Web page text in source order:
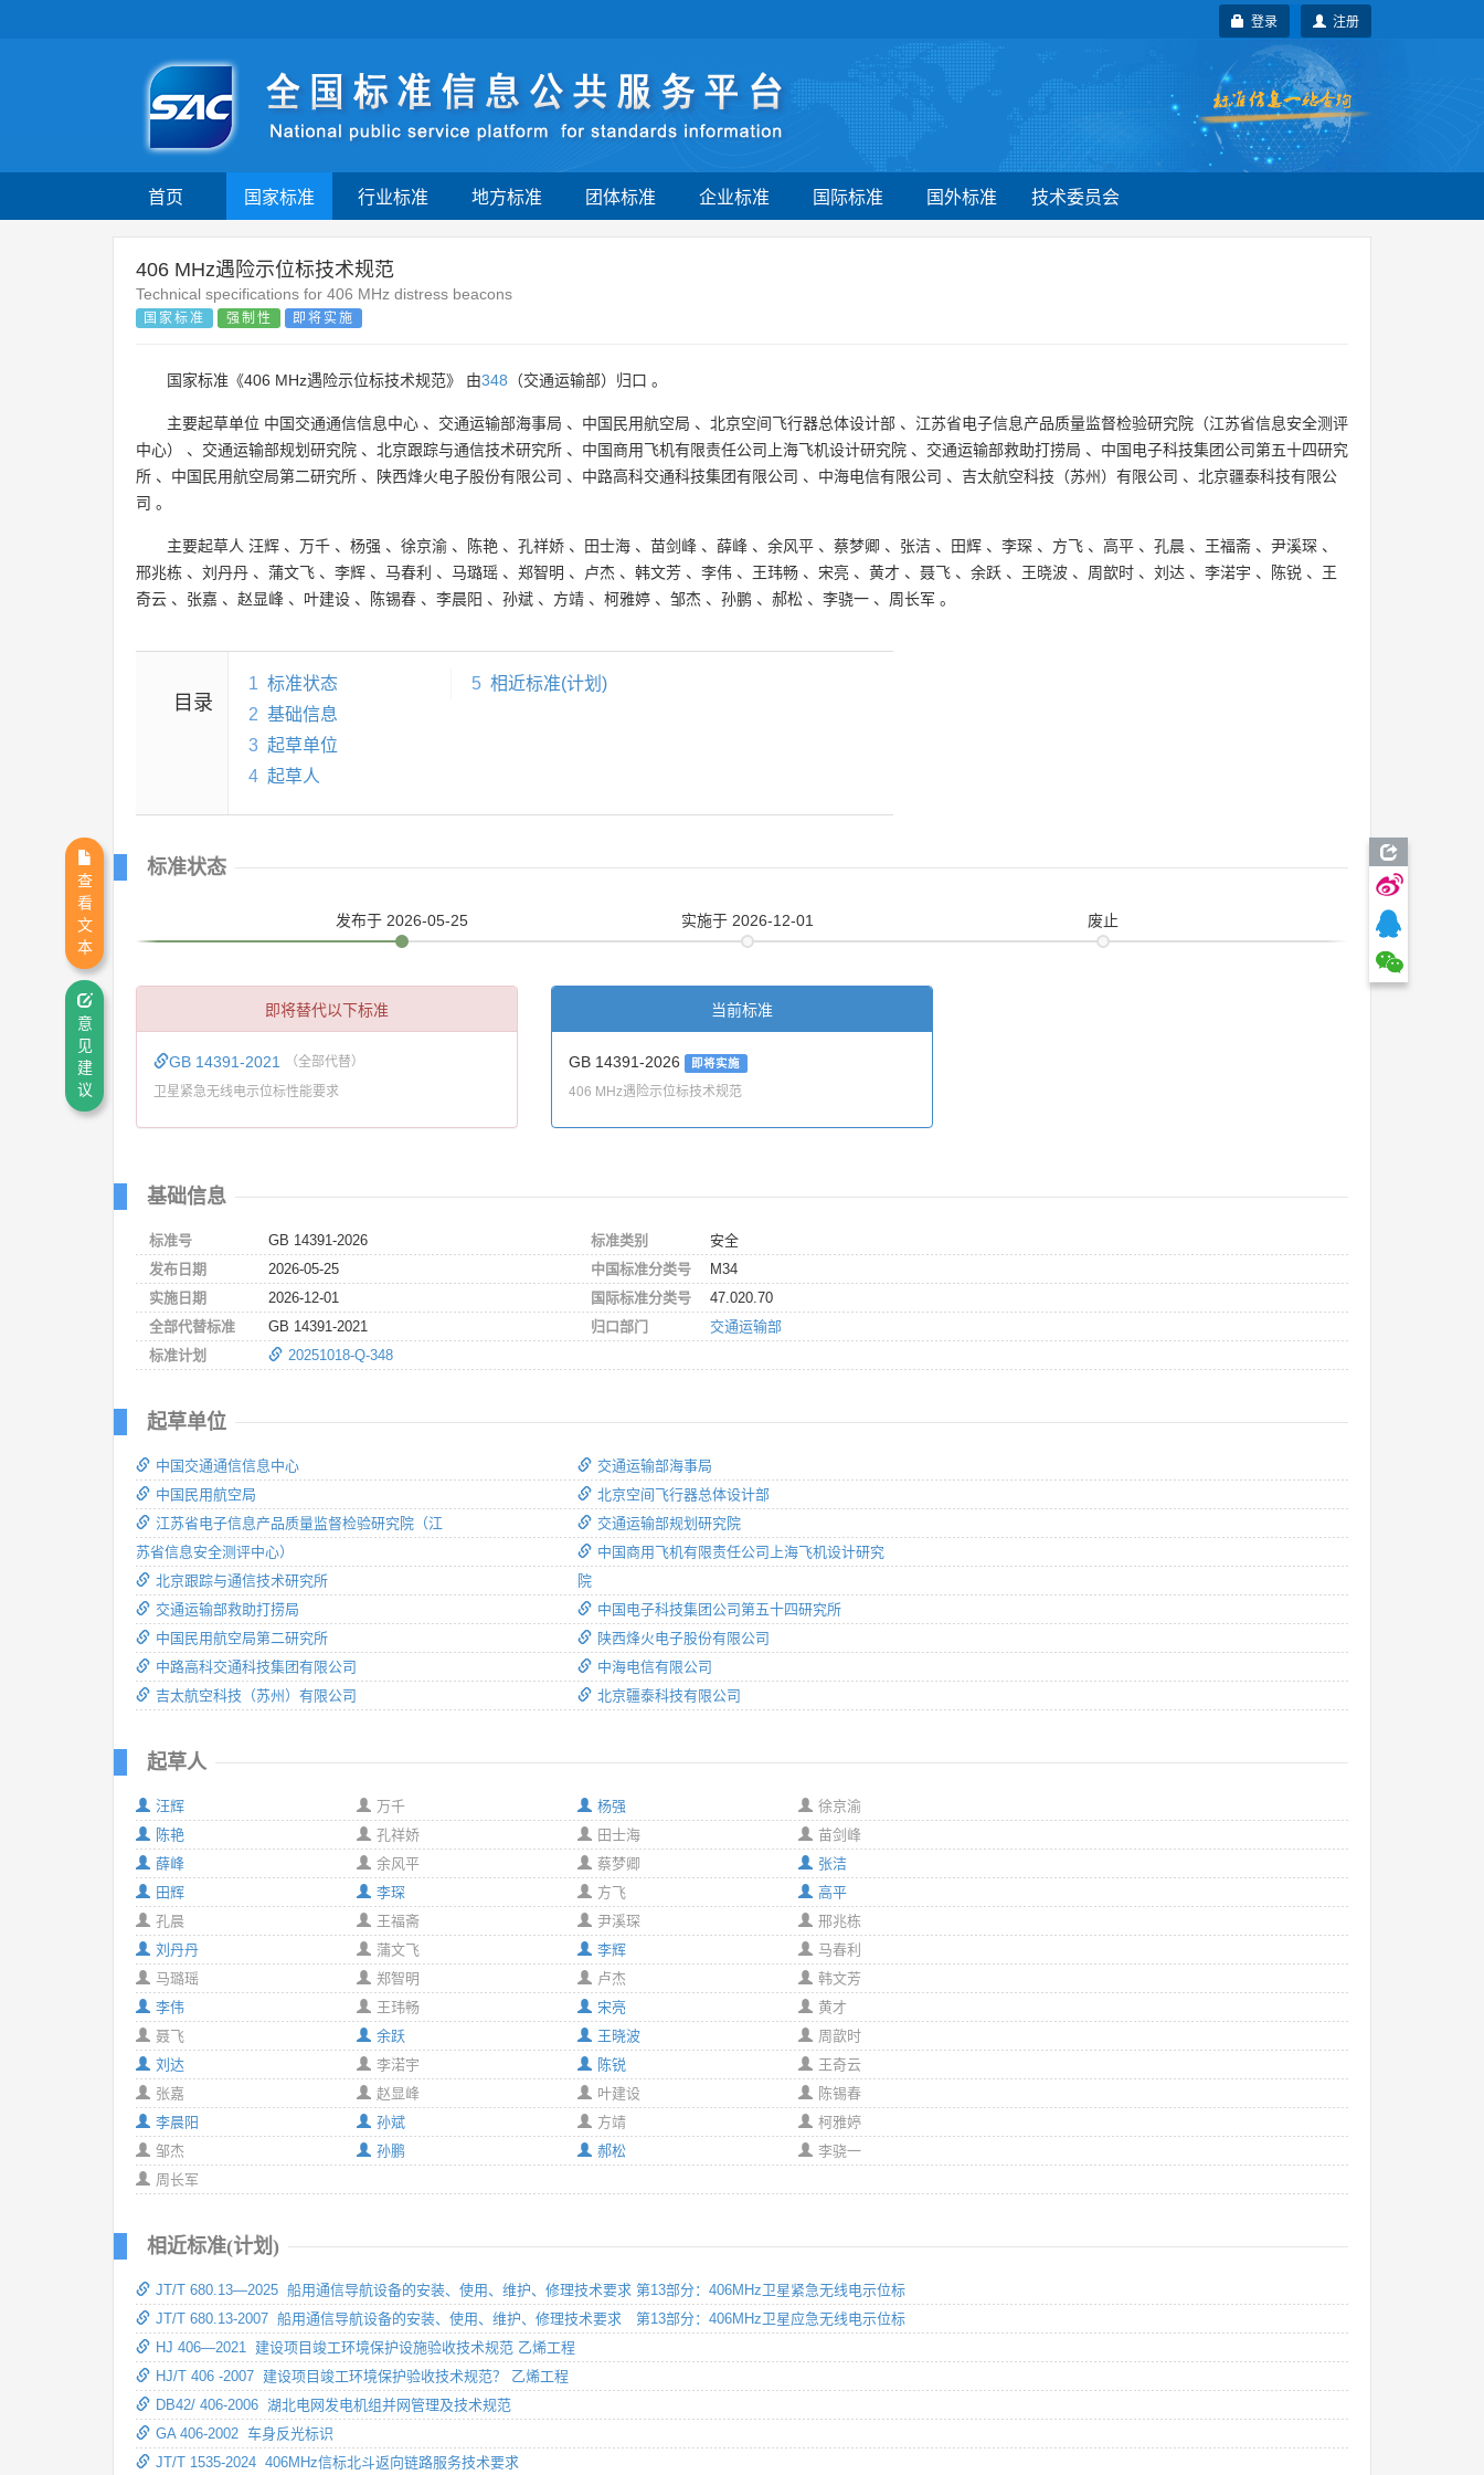
注册
登录
首页 国家标准 行业标准 地方标准 团体标准 企业标准 国际标准 国外标准 技术委员会
406 MHz遇险示位标技术规范
Technical specifications for 406 MHz distress beacons
国家标准 强制性 即将实施
国家标准《406 MHz遇险示位标技术规范》 由348 （交通运输部）归口 。
主要起草单位 中国交通通信信息中心 、 交通运输部海事局 、 中国民用航空局 、 北京空间飞行器总体设计部 、 江苏省电子信息产品质量监督检验研究院（江苏省信息安全测评
中心）
、 交通运输部规划研究院 、 北京跟踪与通信技术研究所 、 中国商用飞机有限责任公司上海飞机设计研究院 、 交通运输部救助打捞局 、 中国电子科技集团公司第五十四研究
所 、 中国民用航空局第二研究所 、 陕西烽火电子股份有限公司 、 中路高科交通科技集团有限公司 、 中海电信有限公司 、 吉太航空科技（苏州）有限公司 、 北京疆泰科技有限公
司 。
主要起草人 汪辉 、 万千 、 杨强 、 徐京渝 、 陈艳 、 孔祥娇 、 田士海 、 苗剑峰 、 薛峰 、 余风平 、 蔡梦卿 、 张洁 、 田辉 、 李琛 、 方飞 、 高平 、 孔晨 、 王福斋 、 尹溪琛 、
邢兆栋 、 刘丹丹 、 蒲文飞 、 李辉 、 马春利 、 马璐瑶 、 郑智明 、 卢杰 、 韩文芳 、 李伟 、 王玮畅 、 宋亮 、 黄才 、 聂飞 、 余跃 、 王晓波 、 周歆时 、 刘达 、 李渃宇 、 陈锐 、 王
奇云 、 张嘉 、 赵显峰 、 叶建设 、 陈锡春 、 李晨阳 、 孙斌 、 方靖 、 柯雅婷 、 邹杰 、 孙鹏 、 郝松 、 李骁一 、 周长军 。
目录
1 标准状态
2 基础信息
3 起草单位
4 起草人
5 相近标准(计划)
标准状态
发布于 2026-05-25 实施于 2026-12-01 废止
即将替代以下标准
GB 14391-2021 （全部代替）
卫星紧急无线电示位标性能要求
当前标准
GB 14391-2026 即将实施
406 MHz遇险示位标技术规范
基础信息
标准号
GB 14391-2026
发布日期
2026-05-25
实施日期
2026-12-01
全部代替标准
GB 14391-2021
标准计划
20251018-Q-348
标准类别
安全
中国标准分类号
M34
国际标准分类号
47.020.70
归口部门
交通运输部
起草单位
中国交通通信信息中心
中国民用航空局
江苏省电子信息产品质量监督检验研究院（江
苏省信息安全测评中心）
北京跟踪与通信技术研究所
交通运输部救助打捞局
中国民用航空局第二研究所
中路高科交通科技集团有限公司
吉太航空科技（苏州）有限公司
交通运输部海事局
北京空间飞行器总体设计部
交通运输部规划研究院
中国商用飞机有限责任公司上海飞机设计研究
院
中国电子科技集团公司第五十四研究所
陕西烽火电子股份有限公司
中海电信有限公司
北京疆泰科技有限公司
起草人
汪辉
万千
陈艳
孔祥娇
薛峰
余风平
田辉
李琛
孔晨
王福斋
刘丹丹
蒲文飞
马璐瑶
郑智明
李伟
王玮畅
聂飞
余跃
刘达
李渃宇
张嘉
赵显峰
李晨阳
孙斌
邹杰
孙鹏
周长军
杨强
徐京渝
田士海
苗剑峰
蔡梦卿
张洁
方飞
高平
尹溪琛
邢兆栋
李辉
马春利
卢杰
韩文芳
宋亮
黄才
王晓波
周歆时
陈锐
王奇云
叶建设
陈锡春
方靖
柯雅婷
郝松
李骁一
相近标准(计划)
JT/T 680.13—2025 船用通信导航设备的安装、使用、维护、修理技术要求 第13部分：406MHz卫星紧急无线电示位标
JT/T 680.13-2007 船用通信导航设备的安装、使用、维护、修理技术要求 第13部分：406MHz卫星应急无线电示位标
HJ 406—2021 建设项目竣工环境保护设施验收技术规范 乙烯工程
HJ/T 406 -2007 建设项目竣工环境保护验收技术规范？ 乙烯工程
DB42/ 406-2006 湖北电网发电机组并网管理及技术规范
GA 406-2002 车身反光标识
JT/T 1535-2024 406MHz信标北斗返向链路服务技术要求
查
看
文
本
意
见
建
议